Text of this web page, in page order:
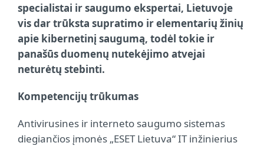
specialistai ir saugumo ekspertai, Lietuvoje
vis dar trūksta supratimo ir elementarių žinių
apie kibernetinį saugumą, todėl tokie ir
panašūs duomenų nutekėjimo atvejai
neturėtų stebinti.
Kompetencijų trūkumas
Antivirusines ir interneto saugumo sistemas
diegiančios įmonės „ESET Lietuva“ IT inžinierius